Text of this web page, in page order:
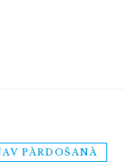
PĀRDOŠANĀ